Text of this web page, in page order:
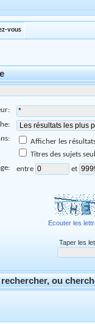
vous
Afficher les
Titres des sujets
entre et
Ecouter les
Taper les
ou